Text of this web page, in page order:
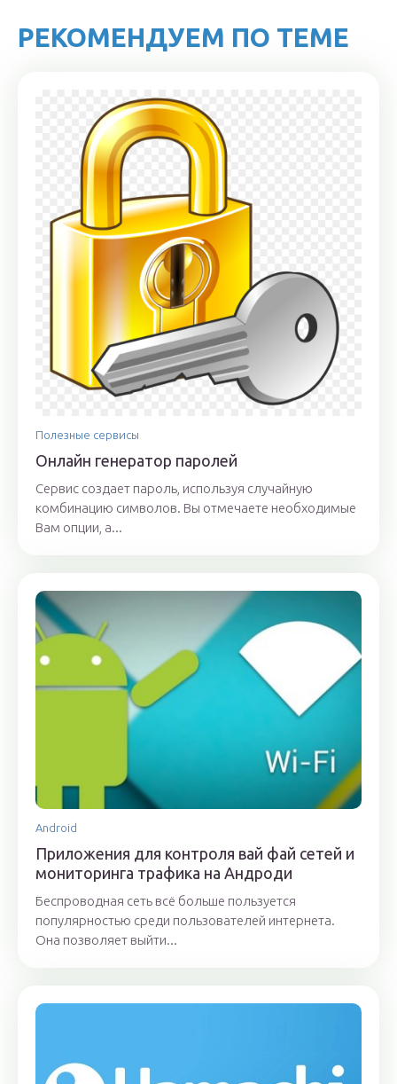
РЕКОМЕНДУЕМ ПО ТЕМЕ
Полезные сервисы
Онлайн генератор паролей
Сервис создает пароль, используя случайную
комбинацию символов. Вы отмечаете необходимые
Вам опции, а...
Android
Приложения для контроля вай фай сетей и
мониторинга трафика на Андроди
Беспроводная сеть всё больше пользуется
популярностью среди пользователей интернета.
Она позволяет выйти...